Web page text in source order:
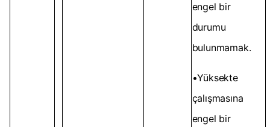
engel bir
durumu
bulunmamak.
•Yüksekte
çalışmasına
engel bir